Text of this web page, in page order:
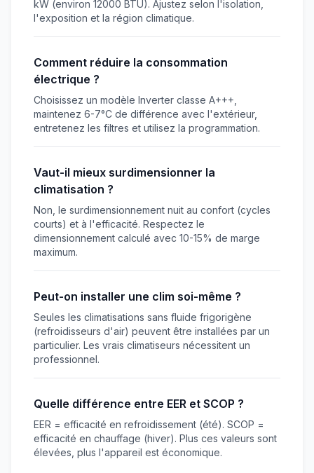
kW (environ 12000 BTU). Ajustez selon l'isolation,
l'exposition et la région climatique.
Comment réduire la consommation
électrique ?
Choisissez un modèle Inverter classe A+++,
maintenez 6-7°C de différence avec l'extérieur,
entretenez les filtres et utilisez la programmation.
Vaut-il mieux surdimensionner la
climatisation ?
Non, le surdimensionnement nuit au confort (cycles
courts) et à l'efficacité. Respectez le
dimensionnement calculé avec 10-15% de marge
maximum.
Peut-on installer une clim soi-même ?
Seules les climatisations sans fluide frigorigène
(refroidisseurs d'air) peuvent être installées par un
particulier. Les vrais climatiseurs nécessitent un
professionnel.
Quelle différence entre EER et SCOP ?
EER = efficacité en refroidissement (été). SCOP =
efficacité en chauffage (hiver). Plus ces valeurs sont
élevées, plus l'appareil est économique.